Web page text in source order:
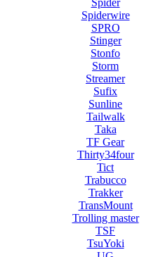
Spider
Spiderwire
SPRO
Stinger
Stonfo
Storm
Streamer
Sufix
Sunline
Tailwalk
Taka
TF Gear
Thirty34four
Tict
Trabucco
Trakker
TransMount
Trolling master
TSF
TsuYoki